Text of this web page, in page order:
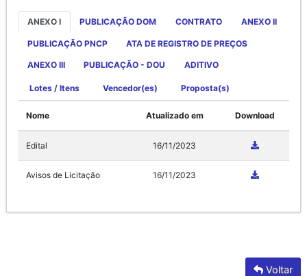
ANEXO I PUBLICAÇÃO DOM CONTRATO ANEXO II
PUBLICAÇÃO PNCP ATA DE REGISTRO DE PREÇOS
ANEXO III PUBLICAÇÃO - DOU ADITIVO
Lotes / Itens Vencedor(es) Proposta(s)
Nome Atualizado em Download
Edital 16/11/2023
Avisos de Licitação 16/11/2023
Voltar